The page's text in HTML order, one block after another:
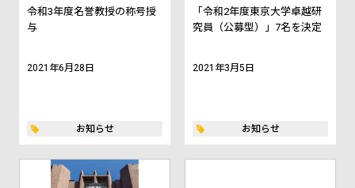
令和3年度名誉教授の称号授
与
2021年6月28日
お知らせ
「令和2年度東京大学卓越研
究員（公募型）」7名を決定
2021年3月5日
お知らせ